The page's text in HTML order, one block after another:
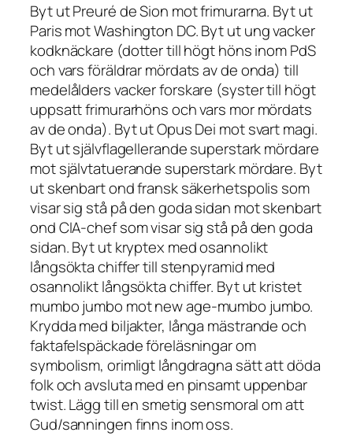
Byt ut Preuré de Sion mot frimurarna. Byt ut
Paris mot Washington DC. Byt ut ung vacker
kodknäckare (dotter till högt höns inom PdS
och vars föräldrar mördats av de onda) till
medelålders vacker forskare (syster till högt
uppsatt frimurarhöns och vars mor mördats
av de onda). Byt ut Opus Dei mot svart magi.
Byt ut självflagellerande superstark mördare
mot självtatuerande superstark mördare. Byt
ut skenbart ond fransk säkerhetspolis som
visar sig stå på den goda sidan mot skenbart
ond CIA-chef som visar sig stå på den goda
sidan. Byt ut kryptex med osannolikt
långsökta chiffer till stenpyramid med
osannolikt långsökta chiffer. Byt ut kristet
mumbo jumbo mot new age-mumbo jumbo.
Krydda med biljakter, långa mästrande och
faktafelspäckade föreläsningar om
symbolism, orimligt långdragna sätt att döda
folk och avsluta med en pinsamt uppenbar
twist. Lägg till en smetig sensmoral om att
Gud/sanningen finns inom oss.